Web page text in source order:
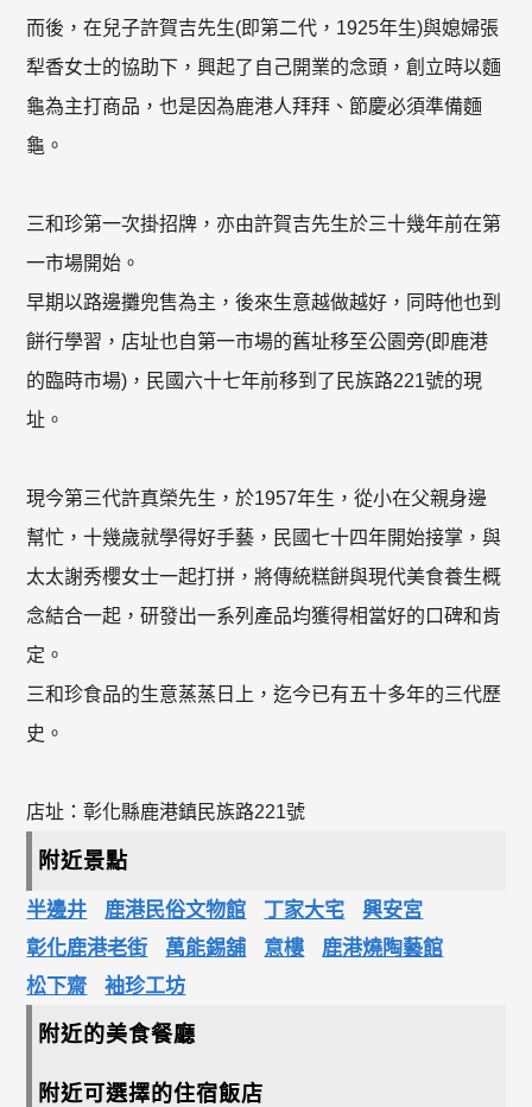
而後，在兒子許賀吉先生(即第二代，1925年生)與媳婦張
犁香女士的協助下，興起了自己開業的念頭，創立時以麵
龜為主打商品，也是因為鹿港人拜拜、節慶必須準備麵
龜。
三和珍第一次掛招牌，亦由許賀吉先生於三十幾年前在第
一市場開始。
早期以路邊攤兜售為主，後來生意越做越好，同時他也到
餅行學習，店址也自第一市場的舊址移至公園旁(即鹿港
的臨時市場)，民國六十七年前移到了民族路221號的現
址。
現今第三代許真榮先生，於1957年生，從小在父親身邊
幫忙，十幾歲就學得好手藝，民國七十四年開始接掌，與
太太謝秀櫻女士一起打拼，將傳統糕餅與現代美食養生概
念結合一起，研發出一系列產品均獲得相當好的口碑和肯
定。
三和珍食品的生意蒸蒸日上，迄今已有五十多年的三代歷
史。
店址：彰化縣鹿港鎮民族路221號
附近景點
半邊井 鹿港民俗文物館 丁家大宅
興安宮
彰化鹿港老街
萬能錫舖 意樓
鹿港燒陶藝館
松下齋
袖珍工坊
附近的美食餐廳
附近可選擇的住宿飯店